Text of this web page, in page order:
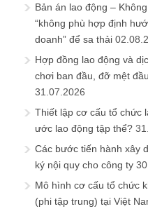
Bản án lao động –
“không phù hợp định
doanh” để sa thải
Hợp đồng lao động và
chơi ban đầu, đỡ mệt
31.07.2026
Thiết lập cơ cấu tổ chức
ước lao động tập thể?
Các bước tiến hành xây
ký nội quy cho công ty
Mô hình cơ cấu tổ chức
(phi tập trung) tại Việt